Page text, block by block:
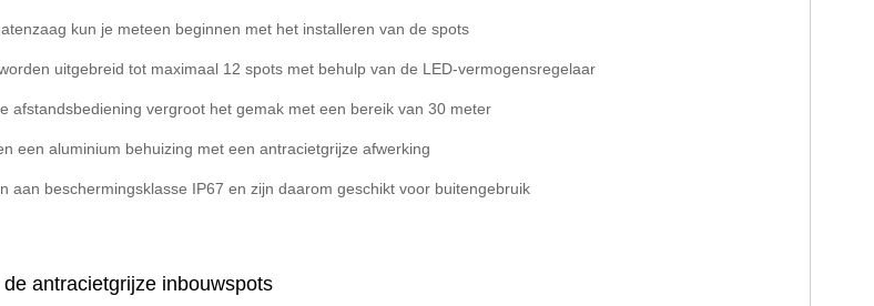
kun je meteen beginnen met het installeren van de spots
uitgebreid tot maximaal 12 spots met behulp van de LED-vermogensregelaar
afstandsbediening vergroot het gemak met een bereik van 30 meter
een aluminium behuizing met een antracietgrijze afwerking
aan beschermingsklasse IP67 en zijn daarom geschikt voor buitengebruik
antracietgrijze inbouwspots